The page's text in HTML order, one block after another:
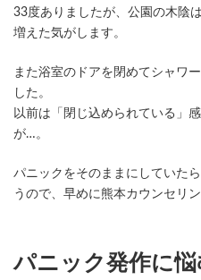
33度ありましたが、公園の木陰
増えた気がします。
また浴室のドアを閉めてシャワ
した。
以前は「閉じ込められている」
が…。
パニックをそのままにしていた
うので、早めに熊本カウンセリ
パニック発作に